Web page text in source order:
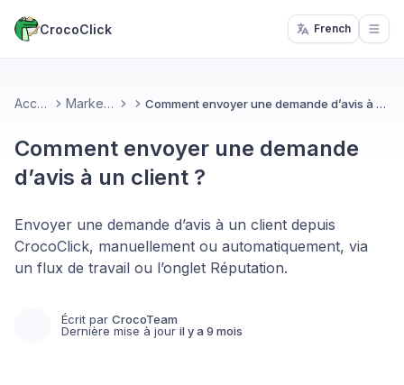
CrocoClick French
Accueil Marketing Comment envoyer une demande d’avis à un client ?
Comment envoyer une demande
d’avis à un client ?
Envoyer une demande d’avis à un client depuis
CrocoClick, manuellement ou automatiquement, via
un flux de travail ou l’onglet Réputation.
Écrit par CrocoTeam
Dernière mise à jour il y a 9 mois